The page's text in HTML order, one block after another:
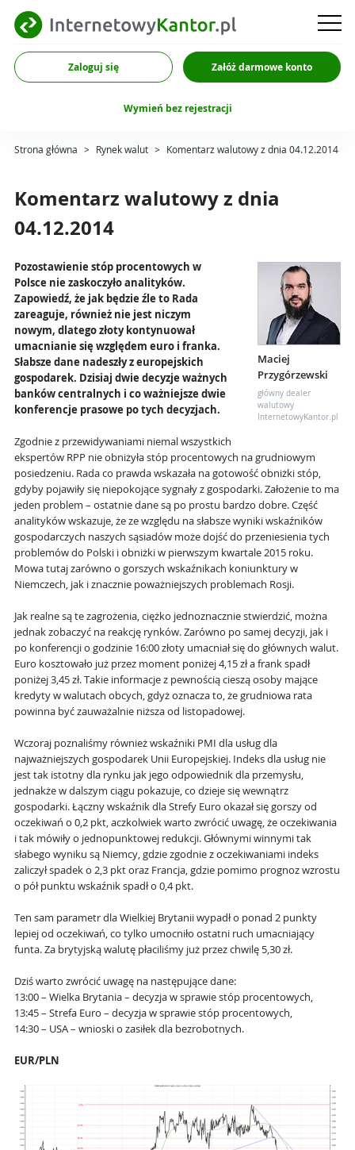
Zaloguj się Załóż darmowe konto
Wymień bez rejestracji
Strona główna > Rynek walut > Komentarz walutowy z dnia 04.12.2014
Komentarz walutowy z dnia
04.12.2014
Maciej
Przygórzewski
główny dealer
walutowy
InternetowyKantor.pl
Pozostawienie stóp procentowych w
Polsce nie zaskoczyło analityków.
Zapowiedź, że jak będzie źle to Rada
zareaguje, również nie jest niczym
nowym, dlatego złoty kontynuował
umacnianie się względem euro i franka.
Słabsze dane nadeszły z europejskich
gospodarek. Dzisiaj dwie decyzje ważnych
banków centralnych i co ważniejsze dwie
konferencje prasowe po tych decyzjach.
Zgodnie z przewidywaniami niemal wszystkich
ekspertów RPP nie obniżyła stóp procentowych na grudniowym
posiedzeniu. Rada co prawda wskazała na gotowość obniżki stóp,
gdyby pojawiły się niepokojące sygnały z gospodarki. Założenie to ma
jeden problem – ostatnie dane są po prostu bardzo dobre. Część
analityków wskazuje, że ze względu na słabsze wyniki wskaźników
gospodarczych naszych sąsiadów może dojść do przeniesienia tych
problemów do Polski i obniżki w pierwszym kwartale 2015 roku.
Mowa tutaj zarówno o gorszych wskaźnikach koniunktury w
Niemczech, jak i znacznie poważniejszych problemach Rosji.
Jak realne są te zagrożenia, ciężko jednoznacznie stwierdzić, można
jednak zobaczyć na reakcję rynków. Zarówno po samej decyzji, jak i
po konferencji o godzinie 16:00 złoty umacniał się do głównych walut.
Euro kosztowało już przez moment poniżej 4,15 zł a frank spadł
poniżej 3,45 zł. Takie informacje z pewnością cieszą osoby mające
kredyty w walutach obcych, gdyż oznacza to, że grudniowa rata
powinna być zauważalnie niższa od listopadowej.
Wczoraj poznaliśmy również wskaźniki PMI dla usług dla
najważniejszych gospodarek Unii Europejskiej. Indeks dla usług nie
jest tak istotny dla rynku jak jego odpowiednik dla przemysłu,
jednakże w dalszym ciągu pokazuje, co dzieje się wewnątrz
gospodarki. Łączny wskaźnik dla Strefy Euro okazał się gorszy od
oczekiwań o 0,2 pkt, aczkolwiek warto zwrócić uwagę, że oczekiwania
i tak mówiły o jednopunktowej redukcji. Głównymi winnymi tak
słabego wyniku są Niemcy, gdzie zgodnie z oczekiwaniami indeks
zaliczył spadek o 2,3 pkt oraz Francja, gdzie pomimo prognoz wzrostu
o pół punktu wskaźnik spadł o 0,4 pkt.
Ten sam parametr dla Wielkiej Brytanii wypadł o ponad 2 punkty
lepiej od oczekiwań, co tylko umocniło ostatni ruch umacniający
funta. Za brytyjską walutę płaciliśmy już przez chwilę 5,30 zł.
Dziś warto zwrócić uwagę na następujące dane:
13:00 – Wielka Brytania – decyzja w sprawie stóp procentowych,
13:45 – Strefa Euro – decyzja w sprawie stóp procentowych,
14:30 – USA – wnioski o zasiłek dla bezrobotnych.
EUR/PLN